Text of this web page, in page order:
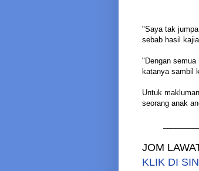
"Saya tak
sebab hasil
"Dengan
katanya sambil
Untuk
seorang anak
JOM
KLIK DI